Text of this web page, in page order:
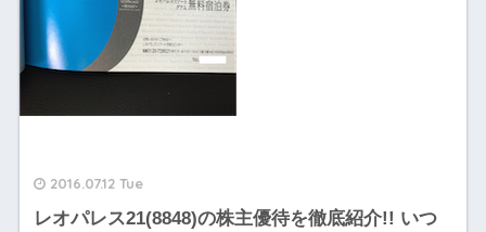
2016.07.12 Tue
レオパレス21(8848)の株主優待を徹底紹介!! いつ